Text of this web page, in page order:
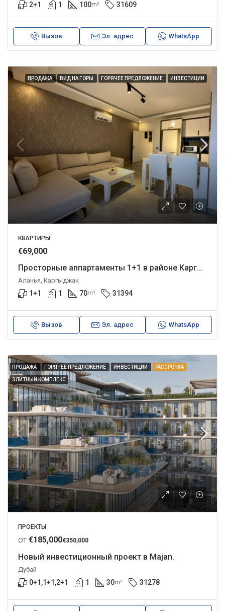
2+1 1 100m² 31609
Вызов Эл. адрес WhatsApp
ПРОДАЖА ВИД НА ГОРЫ ГОРЯЧЕЕ ПРЕДЛОЖЕНИЕ ИНВЕСТИЦИИ
КВАРТИРЫ
€69,000
Просторные аппартаменты 1+1 в районе Каргыджак
Аланья, Каргыджак
1+1 1 70m² 31394
Вызов Эл. адрес WhatsApp
ПРОДАЖА ГОРЯЧЕЕ ПРЕДЛОЖЕНИЕ ИНВЕСТИЦИИ РАССРОЧКА
ЭЛИТНЫЙ КОМПЛЕКС
ПРОЕКТЫ
от €185,000€350,000
Новый инвестиционный проект в Majan.
Дубай
0+1,1+1,2+1 1 30m² 31278